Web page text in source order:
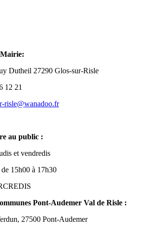
Dutheil 27290 Glos-sur-Risle
12 21
risle@wanadoo.fr
au public :
et vendredis
15h00 à 17h30
Pont-Audemer Val de Risle :
27500 Pont-Audemer